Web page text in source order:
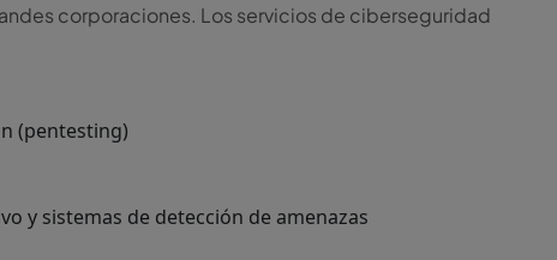
corporaciones. Los servicios de ciberseguridad
(pentesting)
y sistemas de detección de amenazas